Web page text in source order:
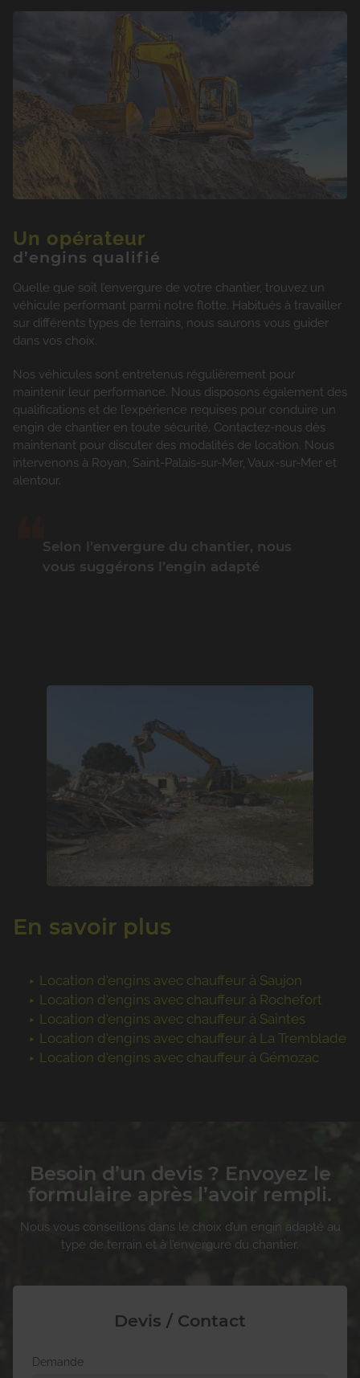
Un opérateur
d’engins qualifié
Quelle que soit l’envergure de votre chantier, trouvez un
véhicule performant parmi notre flotte. Habitués à travailler
sur différents types de terrains, nous saurons vous guider
dans vos choix.
Nos véhicules sont entretenus régulièrement pour
maintenir leur performance. Nous disposons également des
qualifications et de l’expérience requises pour conduire un
engin de chantier en toute sécurité. Contactez-nous dès
maintenant pour discuter des modalités de location. Nous
intervenons à Royan, Saint-Palais-sur-Mer, Vaux-sur-Mer et
alentour.
Selon l’envergure du chantier, nous
vous suggérons l’engin adapté
En savoir plus
Location d'engins avec chauffeur à Saujon
Location d'engins avec chauffeur à Rochefort
Location d'engins avec chauffeur à Saintes
Location d'engins avec chauffeur à La Tremblade
Location d'engins avec chauffeur à Gémozac
Besoin d’un devis ? Envoyez le
formulaire après l’avoir rempli.
Nous vous conseillons dans le choix d’un engin adapté au
type de terrain et à l’envergure du chantier.
Devis / Contact
Demande